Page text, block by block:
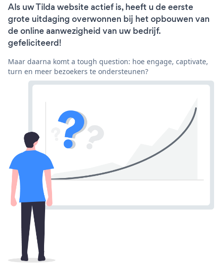
Als uw Tilda website actief is, heeft u de eerste
grote uitdaging overwonnen bij het opbouwen van
de online aanwezigheid van uw bedrijf.
gefeliciteerd!
Maar daarna komt a tough question: hoe engage, captivate,
turn en meer bezoekers te ondersteunen?